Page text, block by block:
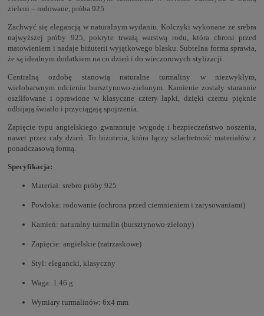
zieleni – rodowane, próba 925
Zachwyć się elegancją w naturalnym wydaniu. Kolczyki wykonane ze srebra
najwyższej próby 925, pokryte trwałą warstwą rodu, która chroni przed
matowieniem i nadaje biżuterii wyjątkowego blasku. Subtelna forma sprawia,
że są idealnym dodatkiem na co dzień i do wieczorowych stylizacji.
Centralną ozdobę stanowią naturalne turmaliny w niezwykłym,
wielobarwnym odcieniu bursztynowo-zielonym. Kamienie zostały starannie
oszlifowane i oprawione w klasyczne cztery łapki, dzięki czemu pięknie
odbijają światło i przyciągają spojrzenia.
Zapięcie typu angielskiego gwarantuje wygodę i bezpieczeństwo noszenia,
nawet przez cały dzień. To biżuteria, która łączy szlachetność materiałów z
ponadczasową formą.
Specyfikacja:
Materiał: srebro próby 925
Powłoka: rodowanie (ochrona przed ciemnieniem i zarysowaniami)
Kamień: naturalny turmalin (bursztynowo-zielony)
Zapięcie: angielskie (zatrzaskowe)
Styl: elegancki, klasyczny
Waga: 1.46 g
Wymiary turmalinów: 6x4 mm